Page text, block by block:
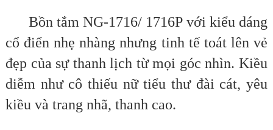
Bồn tắm NG-1716/ 1716P với kiểu dáng
cổ điển nhẹ nhàng nhưng tinh tế toát lên vẻ
đẹp của sự thanh lịch từ mọi góc nhìn. Kiều
diễm như cô thiếu nữ tiểu thư đài cát, yêu
kiều và trang nhã, thanh cao.